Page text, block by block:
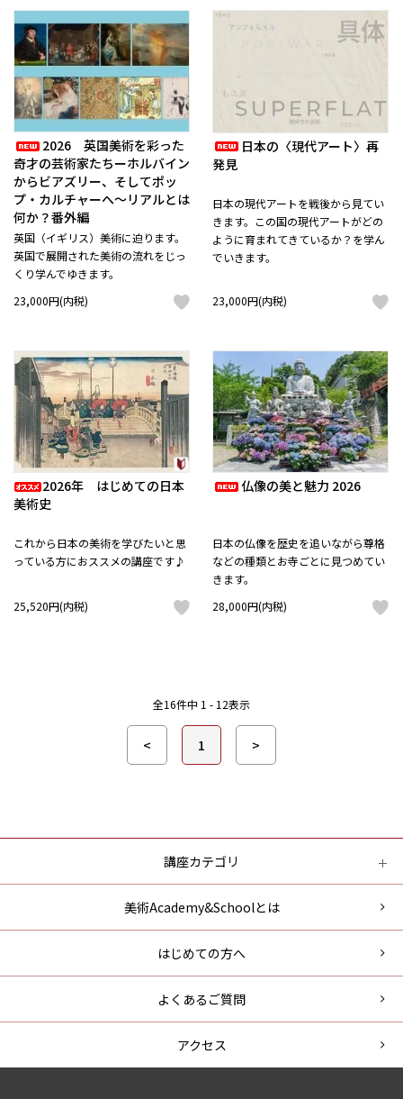
2026 英国美術を彩った
奇才の芸術家たちーホルバイン
からビアズリー、そしてポッ
プ・カルチャーへ～リアルとは
何か？番外編
英国（イギリス）美術に迫ります。
英国で展開された美術の流れをじっ
くり学んでゆきます。
23,000円(内税)
日本の〈現代アート〉再
発見
日本の現代アートを戦後から見てい
きます。この国の現代アートがどの
ように育まれてきているか？を学ん
でいきます。
23,000円(内税)
2026年 はじめての日本
美術史
これから日本の美術を学びたいと思
っている方におススメの講座です♪
25,520円(内税)
仏像の美と魅力 2026
日本の仏像を歴史を追いながら尊格
などの種類とお寺ごとに見つめてい
きます。
28,000円(内税)
全16件中 1 - 12表示
< 1 >
講座カテゴリ
美術Academy&Schoolとは
はじめての方へ
よくあるご質問
アクセス